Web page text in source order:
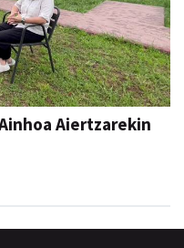
Aiertzarekin